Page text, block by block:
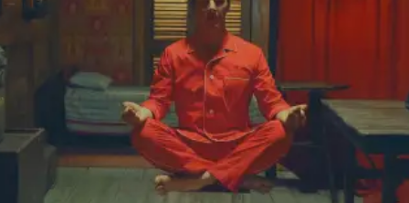
Forum
Film Kategorileri